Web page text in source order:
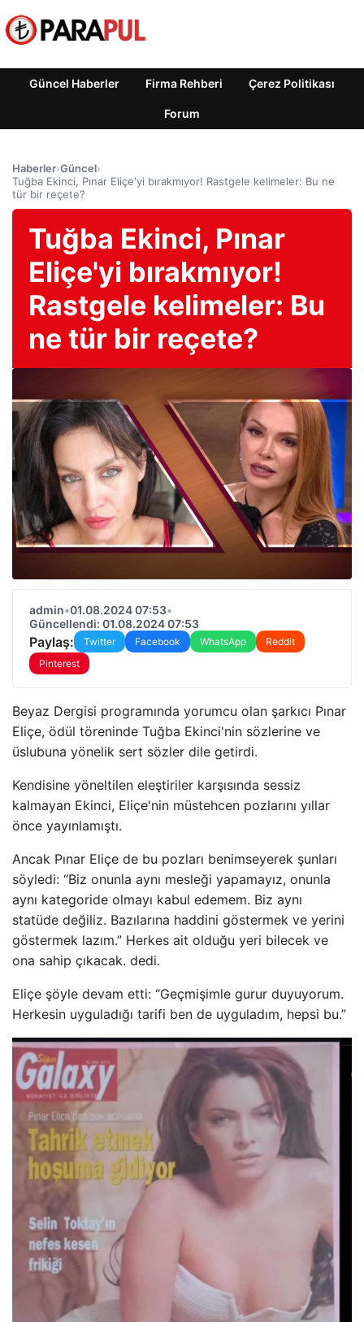
Güncel Haberler Firma Rehberi Çerez Politikası
Forum
Haberler›Güncel›
Tuğba Ekinci, Pınar Eliçe'yi bırakmıyor! Rastgele kelimeler: Bu ne
tür bir reçete?
Tuğba Ekinci, Pınar
Eliçe'yi bırakmıyor!
Rastgele kelimeler: Bu
ne tür bir reçete?
admin•01.08.2024 07:53•
Güncellendi: 01.08.2024 07:53
Paylaş: Twitter Facebook WhatsApp
Reddit
Pinterest
Beyaz Dergisi programında yorumcu olan şarkıcı Pınar
Eliçe, ödül töreninde Tuğba Ekinci'nin sözlerine ve
üslubuna yönelik sert sözler dile getirdi.
Kendisine yöneltilen eleştiriler karşısında sessiz
kalmayan Ekinci, Eliçe'nin müstehcen pozlarını yıllar
önce yayınlamıştı.
Ancak Pınar Eliçe de bu pozları benimseyerek şunları
söyledi: “Biz onunla aynı mesleği yapamayız, onunla
aynı kategoride olmayı kabul edemem. Biz aynı
statüde değiliz. Bazılarına haddini göstermek ve yerini
göstermek lazım.” Herkes ait olduğu yeri bilecek ve
ona sahip çıkacak. dedi.
Eliçe şöyle devam etti: “Geçmişimle gurur duyuyorum.
Herkesin uyguladığı tarifi ben de uyguladım, hepsi bu.”